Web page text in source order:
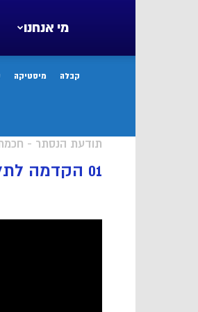
מי אנחנו
קבלה מיסטיקה
תודעת הנסתר -
01 הקדמה לתלמוד עשר הספירות אות א’ – חשיבות הפנימיות